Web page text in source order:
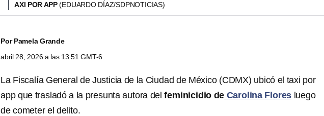
AXI POR APP(EDUARDO DÍAZ/SDPNOTICIAS)
PorPamela Grande
abril 28, 2026 a las 13:51 GMT-6
La Fiscalía General de Justicia de la Ciudad de México (CDMX) ubicó el taxi por
app que trasladó a la presunta autora delfeminicidio de Carolina Flores luego
de cometer el delito.